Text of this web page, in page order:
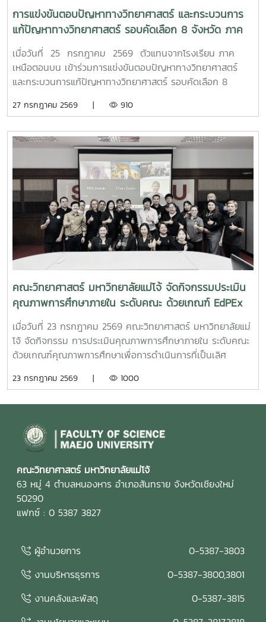
การแข่งขันตอบปัญหาทางวิทยาศาสตร์ และกระบวนการ
แก้ปัญหาทางวิทยาศาสตร์ รอบคัดเลือก 8 จังหวัด ภาค
เหนือตอนบน
เมื่อวันที่ 25 กรกฎาคม 2569 ตัวแทนจากโรงเรียน ภาค
เหนือตอนบน เข้าร่วมการแข่งขันตอบปัญหาทางวิทยาศาสตร์
และกระบวนการแก้ปัญหาทางวิทยาศาสตร์ รอบคัดเลือก 8
เทคโนโลยีแห่งชาติ และสัปดาห์วิทยาศาสตร์ แห่งชาติ ประจำปี
27 กรกฎาคม 2569 | 910
คณะวิทยาศาสตร์ มหาวิทยาลัยแม่โจ้ จัดกิจกรรมประเมิน
คุณภาพการศึกษาภายใน ระดับคณะ ด้วยเกณฑ์ EdPEx
ประจำปีการศึกษา 2568
เมื่อวันที่ 23 กรกฎาคม 2569 คณะวิทยาศาสตร์ มหาวิทยาลัยแม่
โจ้ จัดกิจกรรม การประเมินคุณภาพการศึกษาภายใน ระดับคณะ
ด้วยเกณฑ์คุณภาพการศึกษาเพื่อการดำเนินการที่เป็นเลิศ
EdPEx) ประจำปีการศึกษา 2568 เพื่อทบทวนผลการดำเนินงาน
องค์กรและการจัดการศึกษาอย่างยั่งยืน ในการนี้ คณะกรรมการ
ประเมินคุณภาพการศึกษาภายใน ได้ร่วมดำเนินการ วิพากษ์และ
ให้ข้อเสนอแนะต่อรายงานผลการดำเนินการเพื่อความเป็นเลิศ
(EdPEx Report) โดยพิจารณาความครบถ้วน ความเชื่อมโยง
และความสอดคล้องของผลการดำเนินงานในทุกหมวดของเกณฑ์
EdPEx พร้อมแลกเปลี่ยนข้อคิดเห็นและแนวทางการพัฒนา เพื่อ
ยกระดับคุณภาพของรายงานและเตรียมความพร้อมสำหรับการ
ดร.รัชพล สันติวรากร ประธานกรรมการ คณบดีคณะ
วิศวกรรมศาสตร์ มหาวิทยาลัยขอนแก่น ผู้ช่วยศาสตราจารย์ตะวัน
ฉาย โพธิ์หอม กรรมการ คณะวิศวกรรมศาสตร์ มหาวิทยาลัย
อุบลราชธานี นางสาวศิรินยา อ้นแก้ว เลขานุการ คณะเทคโนโลยี
23 กรกฎาคม 2569 | 1000
คณะวิทยาศาสตร์ มหาวิทยาลัยแม่โจ้
63 หมู่ 4 ตำบลหนองหาร อำเภอสันทราย จังหวัดเชียงใหม่
50290
แฟกซ์ : 0 5387 3827
ผู้อำนวยการ
0-5387-3803
งานบริหารธุรการ
0-5387-3800,3801
งานคลังและพัสดุ
0-5387-3815